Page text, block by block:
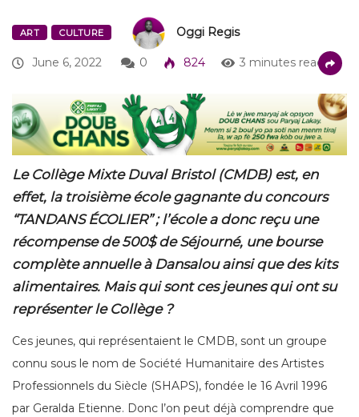
ART CULTURE Oggi Regis
June 6, 2022 0 824 3 minutes read
Le Collège Mixte Duval Bristol (CMDB) est, en
effet, la troisième école gagnante du concours
“TANDANS ÉCOLIER” ; l’école a donc reçu une
récompense de 500$ de Séjourné, une bourse
complète annuelle à Dansalou ainsi que des kits
alimentaires. Mais qui sont ces jeunes qui ont su
représenter le Collège ?
Ces jeunes, qui représentaient le CMDB, sont un groupe
connu sous le nom de Société Humanitaire des Artistes
Professionnels du Siècle (SHAPS), fondée le 16 Avril 1996
par Geralda Etienne. Donc l’on peut déjà comprendre que